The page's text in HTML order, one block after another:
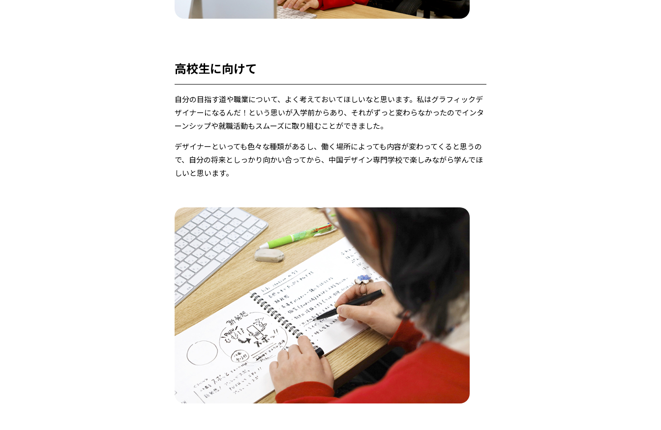
高校生に向けて
自分の目指す道や職業について、よく考えておいてほしいなと思います。私はグラフィックデ
ザイナーになるんだ！という思いが入学前からあり、それがずっと変わらなかったのでインタ
ーンシップや就職活動もスムーズに取り組むことができました。
デザイナーといっても色々な種類があるし、働く場所によっても内容が変わってくると思うの
で、自分の将来としっかり向かい合ってから、中国デザイン専門学校で楽しみながら学んでほ
しいと思います。